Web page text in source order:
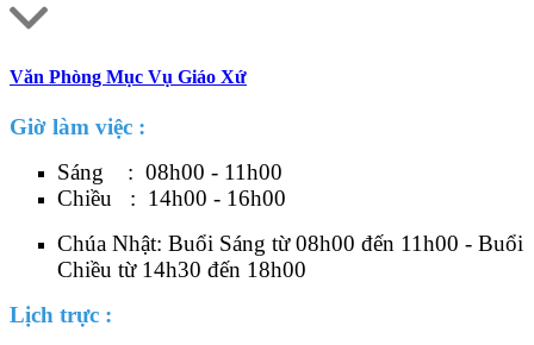
Văn Phòng Mục Vụ Giáo Xứ
Giờ làm việc :
Sáng : 08h00 - 11h00
Chiều : 14h00 - 16h00
Chúa Nhật: Buổi Sáng từ 08h00 đến 11h00 - Buổi
Chiều từ 14h30 đến 18h00
Lịch trực :